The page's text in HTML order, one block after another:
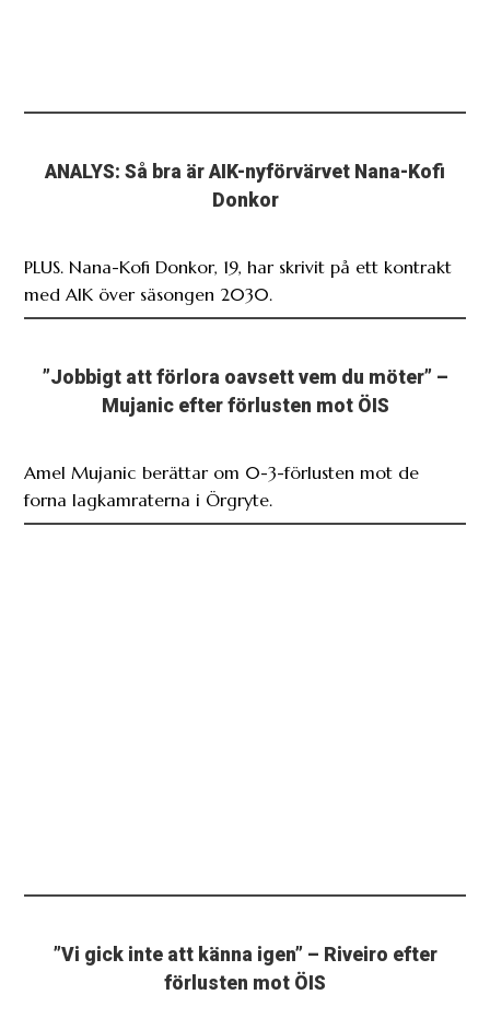
ANALYS: Så bra är AIK-nyförvärvet Nana-Kofi
Donkor
PLUS. Nana-Kofi Donkor, 19, har skrivit på ett kontrakt
med AIK över säsongen 2030.
”Jobbigt att förlora oavsett vem du möter” –
Mujanic efter förlusten mot ÖIS
Amel Mujanic berättar om 0-3-förlusten mot de
forna lagkamraterna i Örgryte.
”Vi gick inte att känna igen” – Riveiro efter
förlusten mot ÖIS